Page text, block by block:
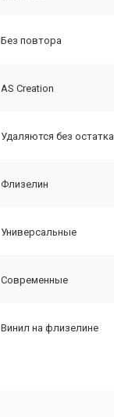
Без повтора
AS Creation
Удаляются без остатка
Флизелин
Универсальные
Современные
Винил на флизелине